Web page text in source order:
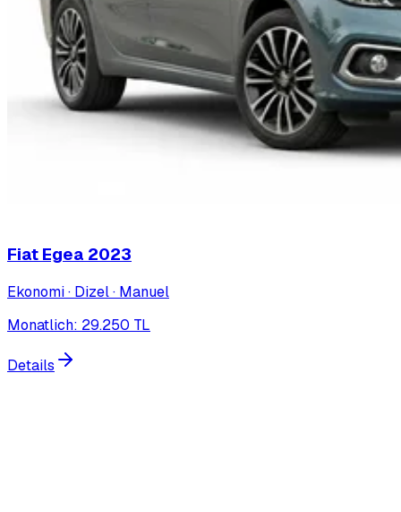
Fiat Egea 2023
Ekonomi · Dizel · Manuel
Monatlich: 29.250 TL
Details